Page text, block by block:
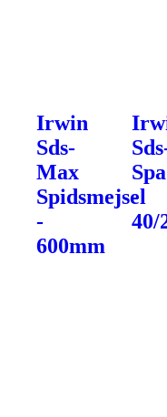
Irwin
Sds-
Max
Spidsmejsel
-
600mm
-
40/